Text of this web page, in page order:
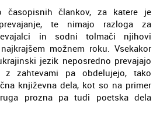
časopisnih člankov, za katere je
te nimajo razloga za
in sodni tolmači njihovi
možnem roku. Vsekakor
jezik neposredno prevajajo
zahtevami pa obdelujejo, tako
književna dela, kot so na primer
prozna pa tudi poetska dela